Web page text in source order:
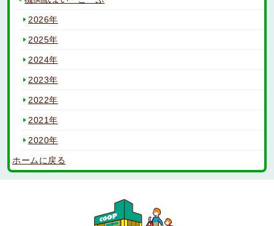
2026年
2025年
2024年
2023年
2022年
2021年
2020年
ホームに戻る